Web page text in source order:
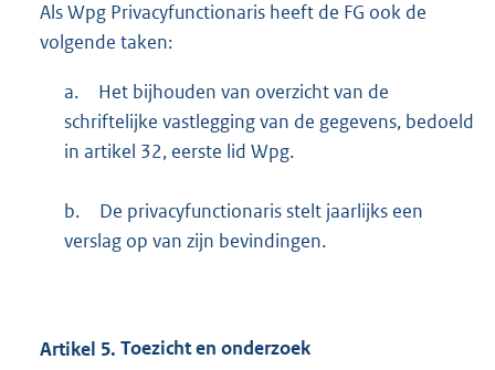
Als Wpg Privacyfunctionaris heeft de FG ook de
volgende taken:
a.
Het bijhouden van overzicht van de
schriftelijke vastlegging van de gegevens, bedoeld
in artikel 32, eerste lid Wpg.
b.
De privacyfunctionaris stelt jaarlijks een
verslag op van zijn bevindingen.
Artikel 5. Toezicht en onderzoek